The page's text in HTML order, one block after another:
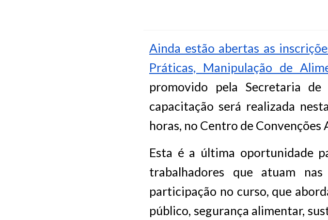
Ainda estão abertas as
Práticas, Manipulação de
promovido pela Secretaria
capacitação será realizada
horas, no Centro de Convenções
Esta é a última oportunidade
trabalhadores que atuam
participação no curso, que
público, segurança alimentar,